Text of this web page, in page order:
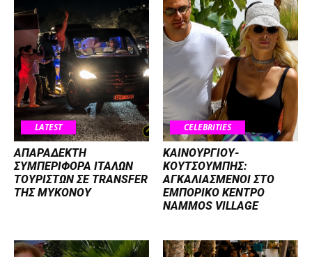
LATEST
ΑΠΑΡΑΔΕΚΤΗ
ΣΥΜΠΕΡΙΦΟΡΑ ΙΤΑΛΩΝ
ΤΟΥΡΙΣΤΩΝ ΣΕ TRANSFER
ΤΗΣ ΜΥΚΟΝΟΥ
CELEBRITIES
ΚΑΙΝΟΥΡΓΙΟΥ-
ΚΟΥΤΣΟΥΜΠΗΣ:
ΑΓΚΑΛΙΑΣΜΕΝΟΙ ΣΤΟ
ΕΜΠΟΡΙΚΟ ΚΕΝΤΡΟ
NAMMOS VILLAGE